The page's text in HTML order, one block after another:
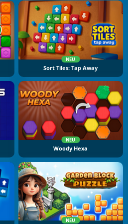
NEU
Sort Tiles: Tap Away
NEU
Woody Hexa
NEU